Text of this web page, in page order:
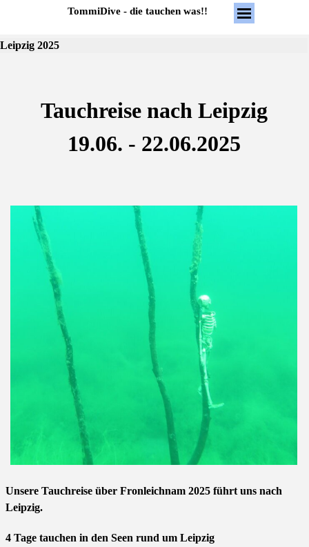
Direkt zum SeiteninhaltTommiDive - die tauchen was!! Menü
Leipzig 2025
Tauchreise nach Leipzig
19.06. - 22.06.2025
Unsere Tauchreise über Fronleichnam 2025 führt uns nach
Leipzig.
4 Tage tauchen in den Seen rund um Leipzig